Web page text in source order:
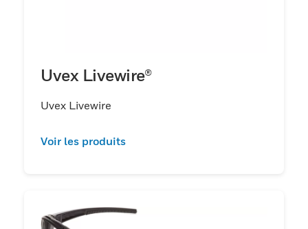
Uvex Livewire®
Uvex Livewire
Voir les produits